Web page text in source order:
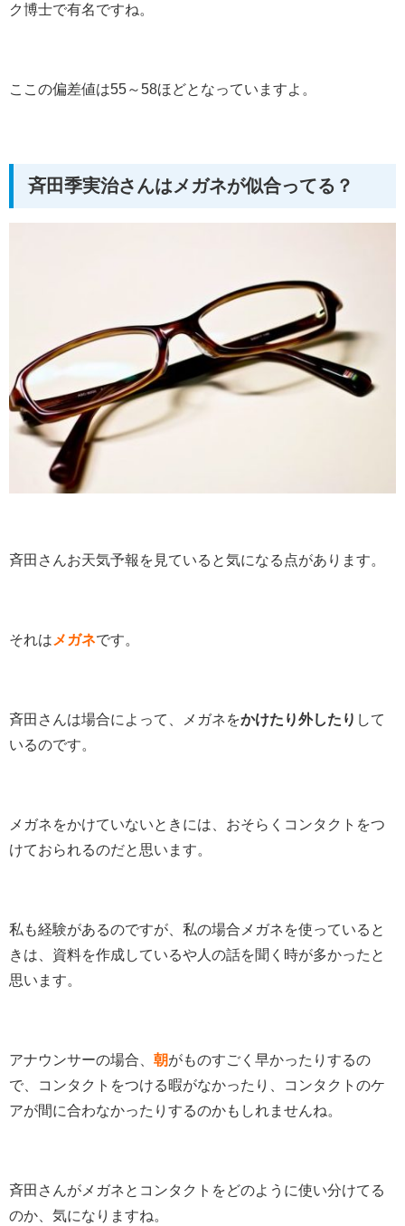
ク博士で有名ですね。
ここの偏差値は55～58ほどとなっていますよ。
斉田季実治さんはメガネが似合ってる？
斉田さんお天気予報を見ていると気になる点があります。
それは メガネです。
斉田さんは場合によって、メガネをかけたり外したり して
いるのです。
メガネをかけていないときには、おそらくコンタクトをつ
けておられるのだと思います。
私も経験があるのですが、私の場合メガネを使っていると
きは、資料を作成しているや人の話を聞く時が多かったと
思います。
アナウンサーの場合、 朝がものすごく早かったりするの
で、コンタクトをつける暇がなかったり、コンタクトのケ
アが間に合わなかったりするのかもしれませんね。
斉田さんがメガネとコンタクトをどのように使い分けてる
のか、気になりますね。